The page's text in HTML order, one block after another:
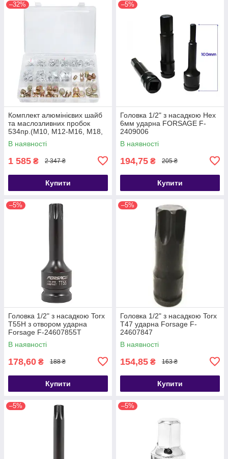
–32%
Комплект алюмінієвих шайб
та маслозливних пробок
534пр.(М10, М12-М16, М18,
М20) Forsage F-04J1063
В наявності
1 585 ₴ 2 347 ₴
Купити
–5%
Головка 1/2" з насадкою Hex
6мм ударна FORSAGE F-
2409006
В наявності
194,75 ₴ 205 ₴
Купити
–5%
Головка 1/2" з насадкою Torx
T55H з отвором ударна
Forsage F-24607855T
В наявності
178,60 ₴ 188 ₴
Купити
–5%
Головка 1/2" з насадкою Torx
T47 ударна Forsage F-
24607847
В наявності
154,85 ₴ 163 ₴
Купити
–5% –5%